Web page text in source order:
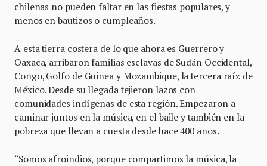
chilenas no pueden faltar en las fiestas populares, y
menos en bautizos o cumpleaños.
A esta tierra costera de lo que ahora es Guerrero y
Oaxaca, arribaron familias esclavas de Sudán Occidental,
Congo, Golfo de Guinea y Mozambique, la tercera raíz de
México. Desde su llegada tejieron lazos con
comunidades indígenas de esta región. Empezaron a
caminar juntos en la música, en el baile y también en la
pobreza que llevan a cuesta desde hace 400 años.
“Somos afroindios, porque compartimos la música, la